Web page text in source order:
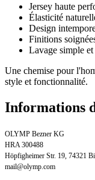
Jersey haute
Élasticité
Design
Finitions
Lavage simple et
Une chemise pour
style et fonctionnalité.
Informations
OLYMP Bezner KG
HRA 300488
Höpfigheimer Str. 19, 74321
mail@olymp.com